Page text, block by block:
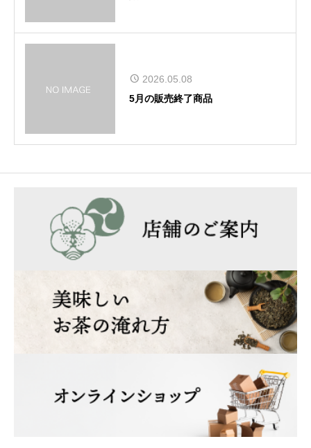
2026.05.08
5月の販売終了商品